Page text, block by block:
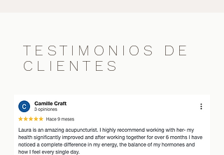
TESTIMONIOS DE
CLIENTES